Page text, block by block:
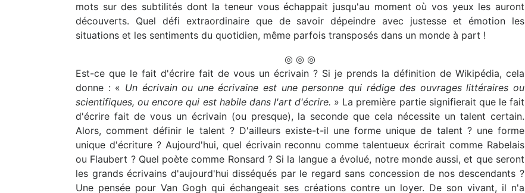
mots sur des subtilités dont la teneur vous échappait jusqu'au moment où vos yeux les auront
découverts. Quel défi extraordinaire que de savoir dépeindre avec justesse et émotion les
situations et les sentiments du quotidien, même parfois transposés dans un monde à part !
◎ ◎ ◎
Est-ce que le fait d'écrire fait de vous un écrivain ? Si je prends la définition de Wikipédia, cela
donne : « Un écrivain ou une écrivaine est une personne qui rédige des ouvrages littéraires ou
scientifiques, ou encore qui est habile dans l'art d'écrire. » La première partie signifierait que le fait
d'écrire fait de vous un écrivain (ou presque), la seconde que cela nécessite un talent certain.
Alors, comment définir le talent ? D'ailleurs existe-t-il une forme unique de talent ? une forme
unique d'écriture ? Aujourd'hui, quel écrivain reconnu comme talentueux écrirait comme Rabelais
ou Flaubert ? Quel poète comme Ronsard ? Si la langue a évolué, notre monde aussi, et que seront
les grands écrivains d'aujourd'hui disséqués par le regard sans concession de nos descendants ?
Une pensée pour Van Gogh qui échangeait ses créations contre un loyer. De son vivant, il n'a